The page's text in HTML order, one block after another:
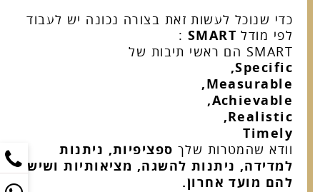
כדי שנוכל לעשות זאת בצורה נכונה יש לעבוד
לפי מודל SMART
:
SMART הם ראשי תיבות של
Specific,
Measurable,
Achievable,
Realistic,
Timely
וודא שהמטרות שלך ספציפיות, ניתנות
למדידה, ניתנות להשגה, מציאותיות ושיש
להם מועד אחרון.